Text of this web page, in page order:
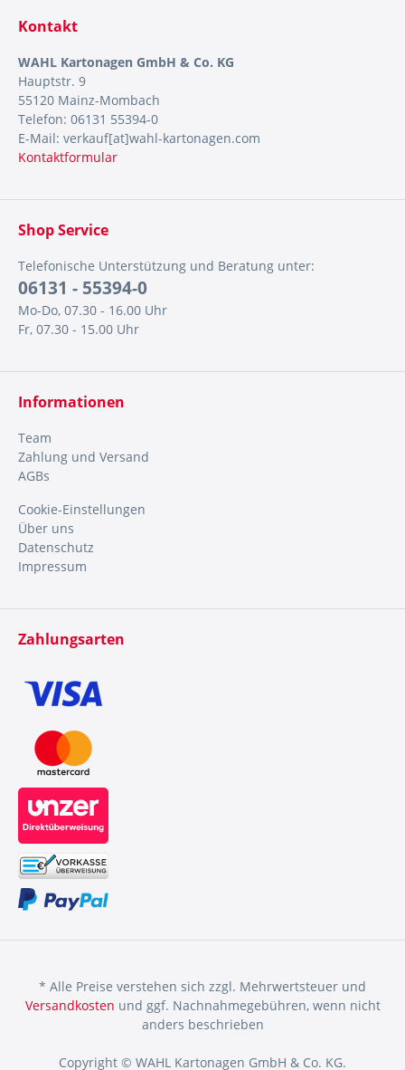
Kontakt
WAHL Kartonagen GmbH & Co. KG
Hauptstr. 9
55120 Mainz-Mombach
Telefon: 06131 55394-0
E-Mail: verkauf[at]wahl-kartonagen.com
Kontaktformular
Shop Service
Telefonische Unterstützung und Beratung unter:
06131 - 55394-0
Mo-Do, 07.30 - 16.00 Uhr
Fr, 07.30 - 15.00 Uhr
Informationen
Team
Zahlung und Versand
AGBs
Cookie-Einstellungen
Über uns
Datenschutz
Impressum
Zahlungsarten
* Alle Preise verstehen sich zzgl. Mehrwertsteuer und
Versandkosten und ggf. Nachnahmegebühren, wenn nicht
anders beschrieben
Copyright © WAHL Kartonagen GmbH & Co. KG.